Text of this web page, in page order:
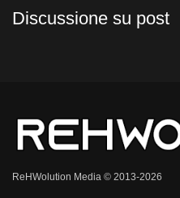
Discussione su post
ReHWolution Media © 2013-2026